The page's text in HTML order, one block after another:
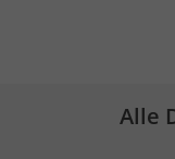
Alle